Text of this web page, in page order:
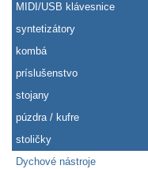
MIDI/USB klávesnice
syntetizátory
kombá
príslušenstvo
stojany
púzdra / kufre
stoličky
Dychové nástroje